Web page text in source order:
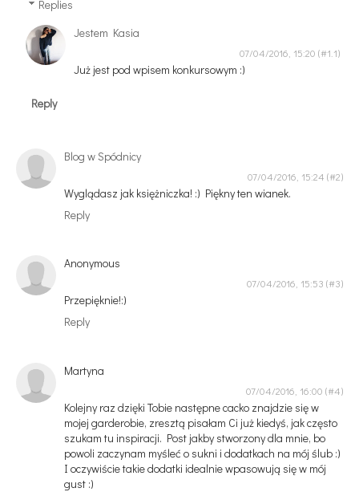
Replies
Jestem Kasia
07/04/2016, 15:20
Już jest pod wpisem konkursowym :)
Reply
Blog w Spódnicy
07/04/2016, 15:24
Wyglądasz jak księżniczka! :) Piękny ten wianek.
Reply
Anonymous
07/04/2016, 15:53
Przepięknie!:)
Reply
Martyna
07/04/2016, 16:00
Kolejny raz dzięki Tobie następne cacko znajdzie się w
mojej garderobie, zresztą pisałam Ci już kiedyś, jak często
szukam tu inspiracji. Post jakby stworzony dla mnie, bo
powoli zaczynam myśleć o sukni i dodatkach na mój ślub :)
I oczywiście takie dodatki idealnie wpasowują się w mój
gust :)